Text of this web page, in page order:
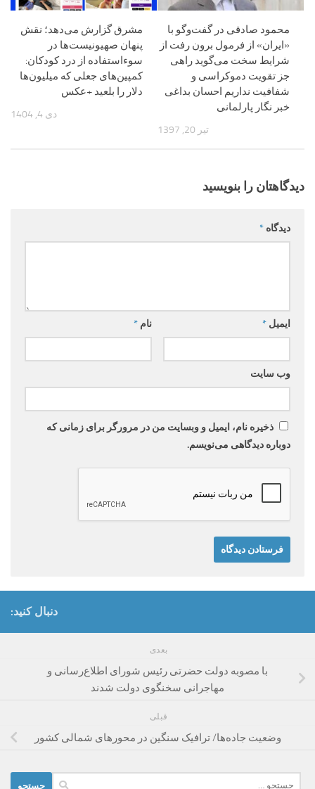
مشرق گزارش می‌دهد؛ نقش
پنهان صهیونیست‌ها در
سوءاستفاده از درد کودکان:
کمپین‌های جعلی که میلیون‌ها
دلار را بلعید +عکس
دی 4, 1404
محمود صادقی در گفت‌و‌گو با
«ایران» از فرمول برون رفت از
شرایط سخت می‌گوید راهی
جز تقویت دموکراسی و
شفافیت نداریم احسان بداغی
خبر نگار پارلمانی
تیر 20, 1397
دیدگاهتان را بنویسید
دیدگاه *
نام * ایمیل *
وب‌ سایت
ذخیره نام، ایمیل و وبسایت من در مرورگر برای زمانی که
دوباره دیدگاهی می‌نویسم.
دنبال کنید:
بعدی
با مصوبه دولت حضرتی رئیس شورای اطلاع‌رسانی و
مهاجرانی سخنگوی دولت شدند
قبلی
وضعیت جاده‌ها/ ترافیک سنگین در محورهای شمالی کشور